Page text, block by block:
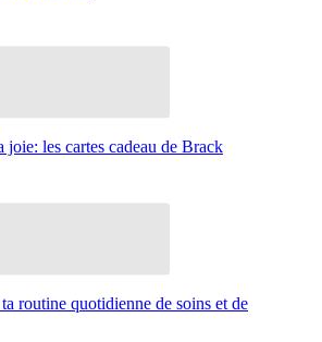
joie: les cartes cadeau de Brack
routine quotidienne de soins et de